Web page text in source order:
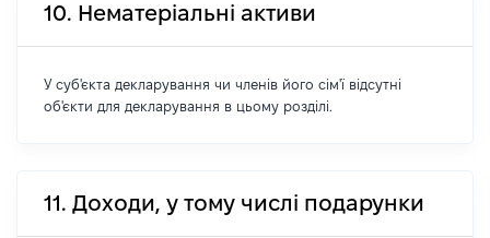
10. Нематеріальні активи
У суб'єкта декларування чи членів його сім'ї відсутні
об'єкти для декларування в цьому розділі.
11. Доходи, у тому числі подарунки